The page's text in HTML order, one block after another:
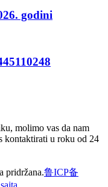
godini
molimo vas da nam
kontaktirati u roku od 24
pridržana.鲁ICP备